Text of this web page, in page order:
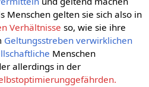
Menschen gelten sie sich also in
Verhältnisse so, wie sie ihre
Geltungsstreben verwirklichen
Menschen
allerdings in der